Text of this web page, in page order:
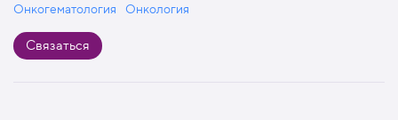
Онкогематология Онкология
Связаться